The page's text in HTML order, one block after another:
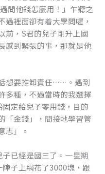
問他錢怎麼用！」乍聽之
過裡面卻有着大學問喔，
前，S君的兒子剛升上國
感到緊張的事，那就是他
想要推卸責任……。遇到
多種，不過當時的我選擇
定給兒子零用錢，目的
「金錢」，間接地學習管
志」。
已經是國三了。一星期
子上網花了3000塊，跟